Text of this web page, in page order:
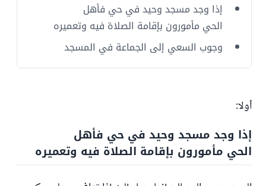
إذا وجد مسجد وحيد في حي فأهل
الحي مأمورون بإقامة الصلاة فيه وتعميره
وجوب السعي إلى الجماعة في المسجد
أولا:
إذا وجد مسجد وحيد في حي فأهل
الحي مأمورون بإقامة الصلاة فيه وتعميره